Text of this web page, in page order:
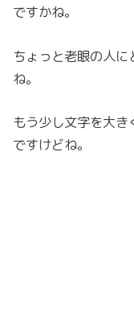
ですかね。
ちょっと老眼の人
ね。
もう少し文字を大
ですけどね。